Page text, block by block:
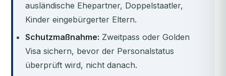
ausländische Ehepartner, Doppelstaatler,
Kinder eingebürgerter Eltern.
Schutzmaßnahme: Zweitpass oder Golden
Visa sichern, bevor der Personalstatus
überprüft wird, nicht danach.